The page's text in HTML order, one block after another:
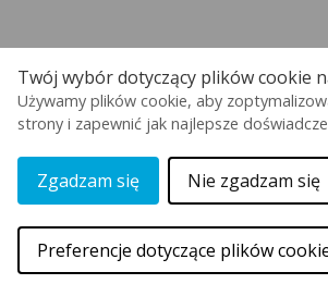
Twój wybór dotyczący plików cookie
Używamy plików cookie, aby
strony i zapewnić jak najlepsze
Zgadzam się Nie zgadzam się
Preferencje dotyczące plików